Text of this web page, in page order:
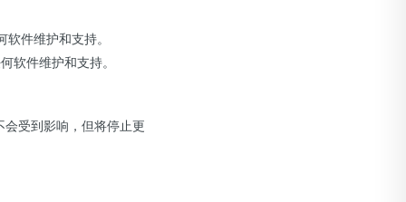
件维护和支持。
软件维护和支持。
受到影响，但将停止更